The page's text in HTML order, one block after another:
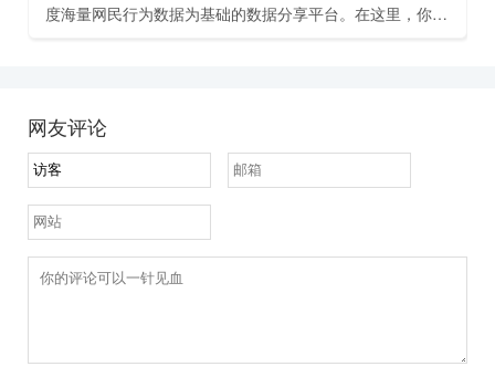
度海量网民行为数据为基础的数据分享平台。在这里，你可
网友评论